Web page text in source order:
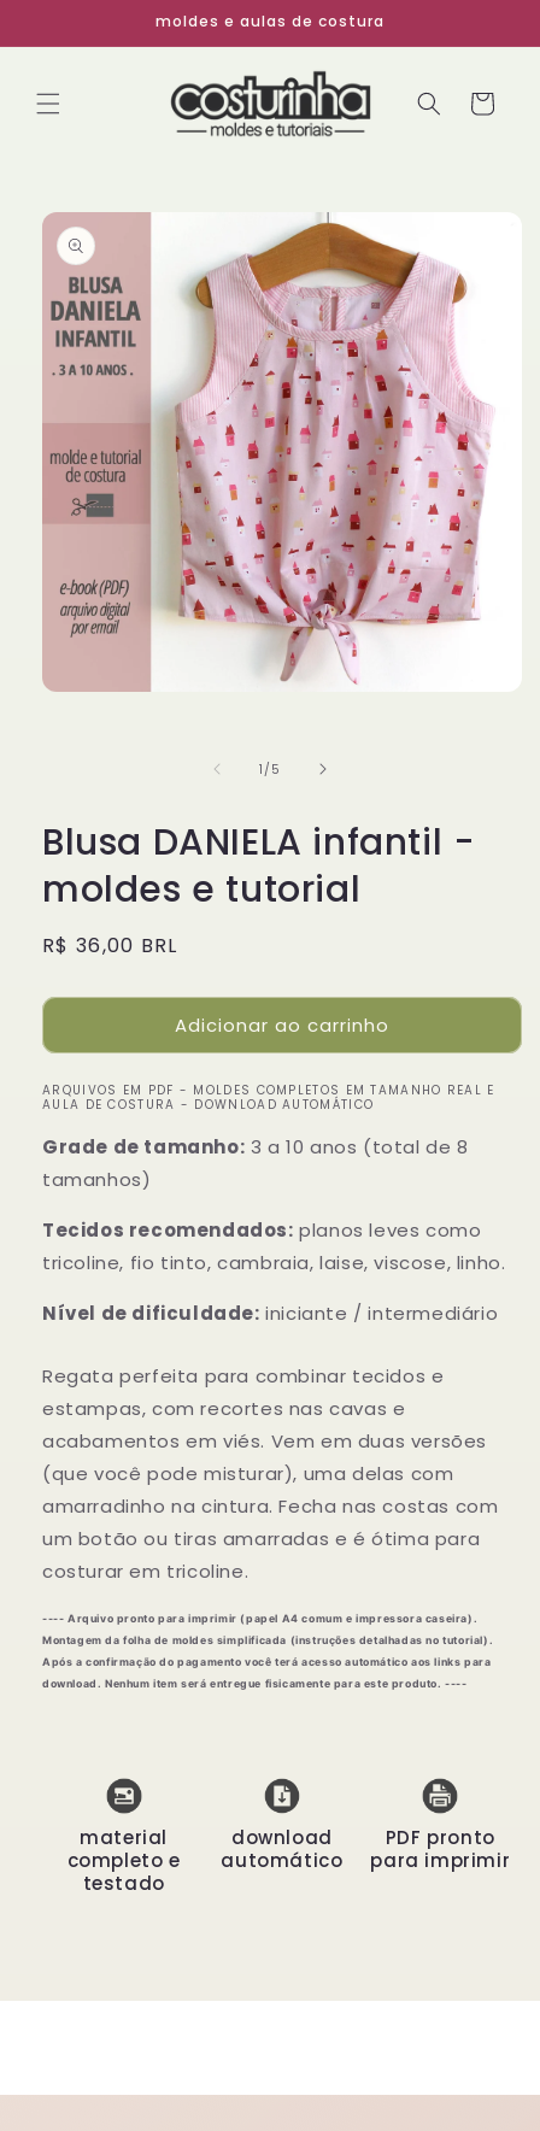
conteúdo
moldes e aulas de costura
Carrinho
informações
do produto
1 /de
5
Blusa DANIELA infantil -
moldes e tutorial
Preço
R$ 36,00 BRL
Adicionar ao carrinho
ARQUIVOS EM PDF - MOLDES COMPLETOS EM TAMANHO REAL E
AULA DE COSTURA - DOWNLOAD AUTOMÁTICO
Grade de tamanho: 3 a 10 anos (total de 8
tamanhos)
Tecidos recomendados: planos leves como
tricoline, fio tinto, cambraia, laise, viscose, linho.
Nível de dificuldade: iniciante / intermediário
Regata perfeita para combinar tecidos e
estampas, com recortes nas cavas e
acabamentos em viés. Vem em duas versões
(que você pode misturar), uma delas com
amarradinho na cintura. Fecha nas costas com
um botão ou tiras amarradas e é ótima para
costurar em tricoline.
---- Arquivo pronto para imprimir (papel A4 comum e impressora caseira).
Montagem da folha de moldes simplificada (instruções detalhadas no tutorial).
Após a confirmação do pagamento você terá acesso automático aos links para
download. Nenhum item será entregue fisicamente para este produto. ----
material
completo e
testado
download
automático
PDF pronto
para imprimir